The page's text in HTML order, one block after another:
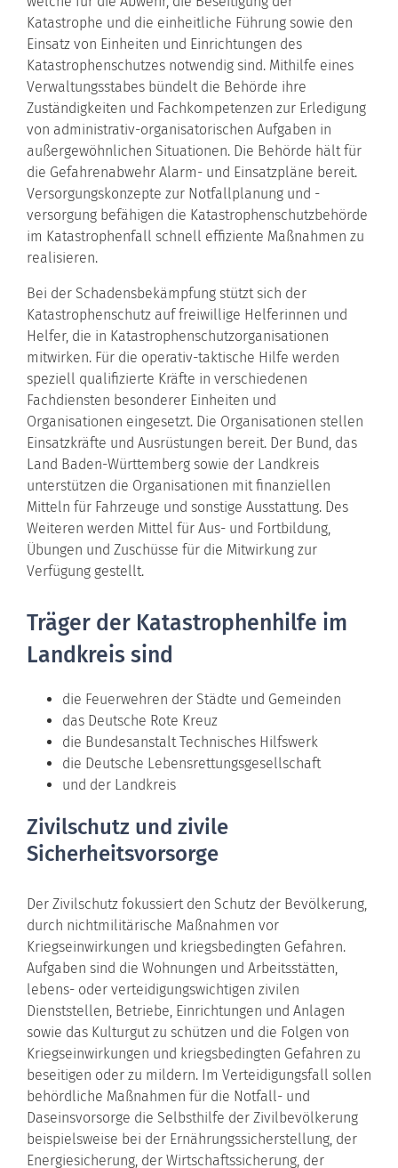
Katastrophe und die einheitliche Führung sowie den
Einsatz von Einheiten und Einrichtungen des
Katastrophenschutzes notwendig sind. Mithilfe eines
Verwaltungsstabes bündelt die Behörde ihre
Zuständigkeiten und Fachkompetenzen zur Erledigung
von administrativ-organisatorischen Aufgaben in
außergewöhnlichen Situationen. Die Behörde hält für
die Gefahrenabwehr Alarm- und Einsatzpläne bereit.
Versorgungskonzepte zur Notfallplanung und -
versorgung befähigen die Katastrophenschutzbehörde
im Katastrophenfall schnell effiziente Maßnahmen zu
realisieren.
Bei der Schadensbekämpfung stützt sich der
Katastrophenschutz auf freiwillige Helferinnen und
Helfer, die in Katastrophenschutzorganisationen
mitwirken. Für die operativ-taktische Hilfe werden
speziell qualifizierte Kräfte in verschiedenen
Fachdiensten besonderer Einheiten und
Organisationen eingesetzt. Die Organisationen stellen
Einsatzkräfte und Ausrüstungen bereit. Der Bund, das
Land Baden-Württemberg sowie der Landkreis
unterstützen die Organisationen mit finanziellen
Mitteln für Fahrzeuge und sonstige Ausstattung. Des
Weiteren werden Mittel für Aus- und Fortbildung,
Übungen und Zuschüsse für die Mitwirkung zur
Verfügung gestellt.
Träger der Katastrophenhilfe im
Landkreis sind
die Feuerwehren der Städte und Gemeinden
das Deutsche Rote Kreuz
die Bundesanstalt Technisches Hilfswerk
die Deutsche Lebensrettungsgesellschaft
und der Landkreis
Zivilschutz und zivile
Sicherheitsvorsorge
Der Zivilschutz fokussiert den Schutz der Bevölkerung,
durch nichtmilitärische Maßnahmen vor
Kriegseinwirkungen und kriegsbedingten Gefahren.
Aufgaben sind die Wohnungen und Arbeitsstätten,
lebens- oder verteidigungswichtigen zivilen
Dienststellen, Betriebe, Einrichtungen und Anlagen
sowie das Kulturgut zu schützen und die Folgen von
Kriegseinwirkungen und kriegsbedingten Gefahren zu
beseitigen oder zu mildern. Im Verteidigungsfall sollen
behördliche Maßnahmen für die Notfall- und
Daseinsvorsorge die Selbsthilfe der Zivilbevölkerung
beispielsweise bei der Ernährungssicherstellung, der
Energiesicherung, der Wirtschaftssicherung, der